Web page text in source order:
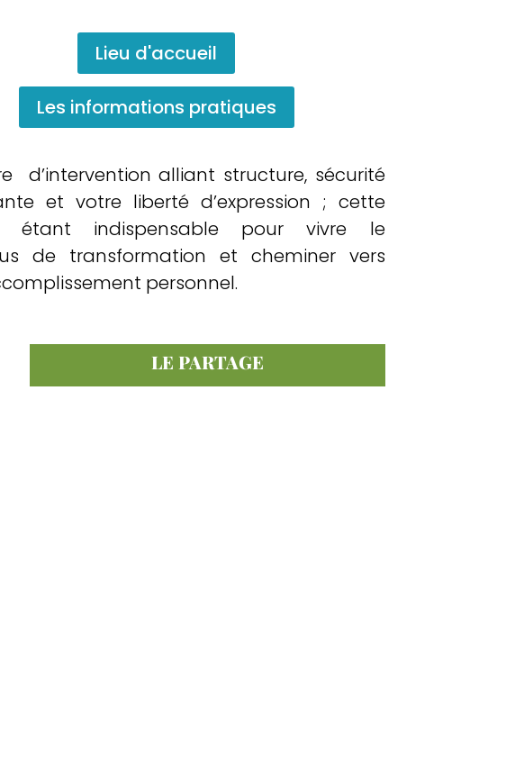
Lieu d'accueil
Les informations pratiques
d’intervention alliant structure, sécurité
et votre liberté d’expression ; cette
étant indispensable pour vivre le
de transformation et cheminer vers
personnel.
LE PARTAGE